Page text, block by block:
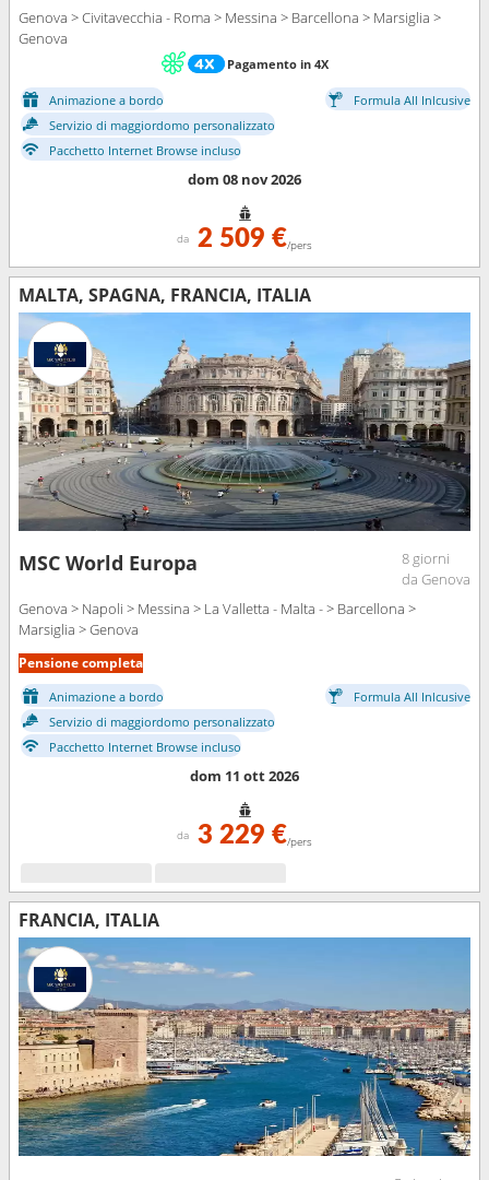
Genova > Civitavecchia - Roma > Messina > Barcellona > Marsiglia >
Genova
Pagamento in 4X
Animazione a bordo
Formula All Inlcusive
Servizio di maggiordomo personalizzato
Pacchetto Internet Browse incluso
dom 08 nov 2026
da 2 509 €/pers
MALTA, SPAGNA, FRANCIA, ITALIA
MSC World Europa
8 giorni
da Genova
Genova > Napoli > Messina > La Valletta - Malta - > Barcellona >
Marsiglia > Genova
Pensione completa
Animazione a bordo
Formula All Inlcusive
Servizio di maggiordomo personalizzato
Pacchetto Internet Browse incluso
dom 11 ott 2026
da 3 229 €/pers
FRANCIA, ITALIA